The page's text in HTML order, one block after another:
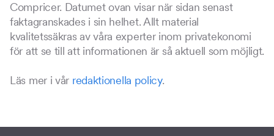
Compricer. Datumet ovan visar när sidan senast
faktagranskades i sin helhet. Allt material
kvalitetssäkras av våra experter inom privatekonomi
för att se till att informationen är så aktuell som möjligt.
Läs mer i vår redaktionella policy.